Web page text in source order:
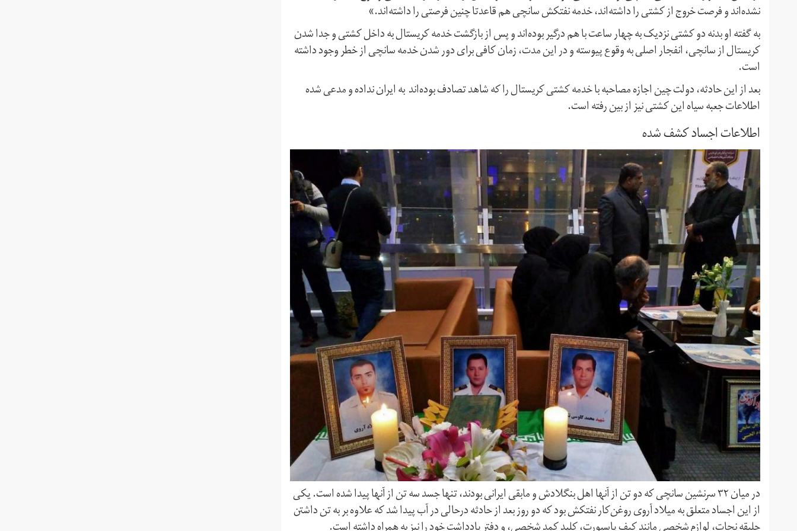
نشده‌اند و فرصت خروج از کشتی را داشته‌اند، خدمه نفتکش سانچی هم قاعدتا چنین فرصتی را داشته‌اند.»
به گفته او بدنه دو کشتی نزدیک به چهار ساعت با هم درگیر بوده‌اند و پس از بازگشت خدمه کریستال به داخل کشتی و جدا شدن
کریستال از سانچی، انفجار اصلی به وقوع پیوسته و در این مدت، زمان کافی برای دور شدن خدمه سانچی از خطر وجود داشته
است.
بعد از این حادثه، دولت چین اجازه مصاحبه با خدمه کشتی کریستال را که شاهد تصادف بوده‌اند به ایران نداده و مدعی شده
اطلاعات جعبه سیاه این کشتی نیز از بین رفته است.
اطلاعات اجساد کشف شده
در میان ۳۲ سرنشین سانچی که دو تن از آنها اهل بنگلادش و مابقی ایرانی بودند، تنها جسد سه تن از آنها پیدا شده است. یکی
از این اجساد متعلق به میلاد آروی روغن‌کار نفتکش بود که دو روز بعد از حادثه درحالی در آب پیدا شد که علاوه بر به تن داشتن